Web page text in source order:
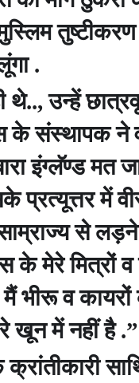
तुष्टीकरण
.
थे..,उन्हें
के संस्थापक ने
इंग्लॅण्ड मत
प्रत्यूत्तर में
साम्राज्य से
के मेरे मित्रों
भीरू व
खून में नहीं है .”